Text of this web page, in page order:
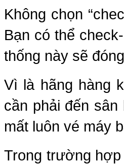
Không chọn
Bạn có thể
thống này sẽ
Vì là hãng hàng
cần phải đến
mất luôn vé máy
Trong trường